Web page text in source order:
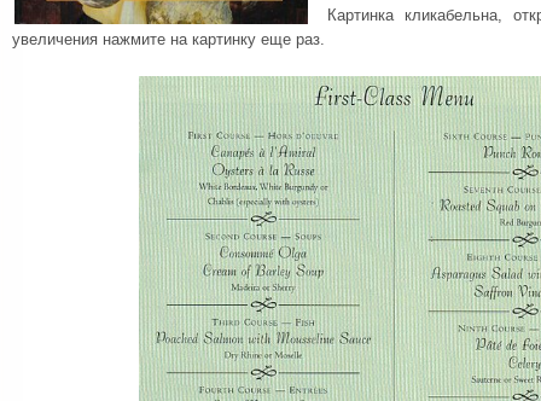
Картинка кликабельна,
увеличения нажмите на картинку еще раз.